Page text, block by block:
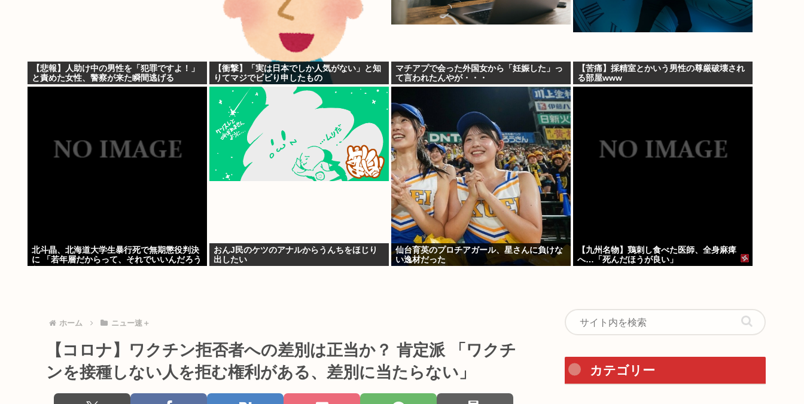
【悲報】人助け中の男性を「犯罪ですよ！」
と責めた女性、警察が来た瞬間逃げる
【衝撃】「実は日本でしか人気がない」と知
りてマジでビビり申したもの
wywwywyywywywywywywywyw
マチアプで会った外国女から「妊娠した」っ
て言われたんやが・・・
【苦痛】採精室とかいう男性の尊厳破壊され
る部屋www
北斗晶、北海道大学生暴行死で無期懲役判決
に 「若年層だからって、それでいいんだろう
おんJ民のケツのアナルからうんちをほじり
出したい
仙台育英のプロチアガール、星さんに負けな
い逸材だった
【九州名物】鶏刺し食べた医師、全身麻痺
へ…「死んだほうが良い」
ホーム ニュー速＋
【コロナ】ワクチン拒否者への差別は正当か？ 肯定派 「ワクチ
ンを接種しない人を拒む権利がある、差別に当たらない」
カテゴリー